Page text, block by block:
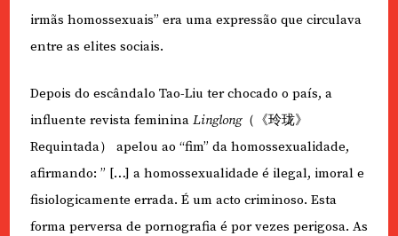
irmãs homossexuais” era uma expressão que circulava
entre as elites sociais.
Depois do escândalo Tao-Liu ter chocado o país, a
influente revista feminina Linglong（《玲珑》
Requintada）
apelou ao “fim” da homossexualidade,
afirmando: ” […] a homossexualidade é ilegal, imoral e
fisiologicamente errada. É um acto criminoso. Esta
forma perversa de pornografia é por vezes perigosa. As